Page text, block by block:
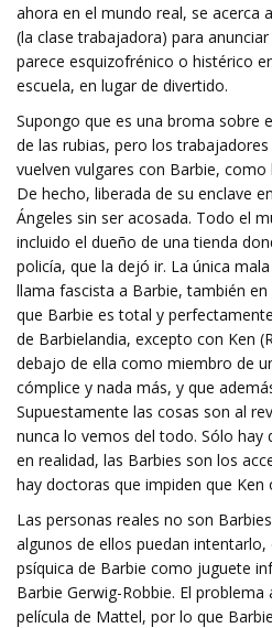
ahora en el mundo real, se acerca
(la clase trabajadora) para
parece esquizofrénico o histérico
escuela, en lugar de divertido.
Supongo que es una broma sobre
de las rubias, pero los
vuelven vulgares con Barbie,
De hecho, liberada de su enclave
Ángeles sin ser acosada. Todo el
incluido el dueño de una tienda
policía, que la dejó ir. La única
llama fascista a Barbie, también
que Barbie es total y
de Barbielandia, excepto con Ken
debajo de ella como miembro de
cómplice y nada más, y que
Supuestamente las cosas son al
nunca lo vemos del todo. Sólo hay
en realidad, las Barbies son los
hay doctoras que impiden que
Las personas reales no son
algunos de ellos puedan
psíquica de Barbie como juguete
Barbie Gerwig-Robbie. El
película de Mattel, por lo que